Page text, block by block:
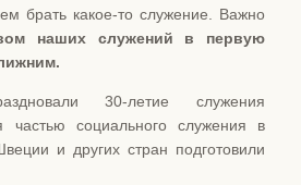
брать какое-то служение. Важно
наших служений в первую
30-летие служения
частью социального служения в
и других стран подготовили